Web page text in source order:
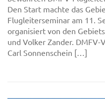
Den Start machte das
Flugleiterseminar am 11.
organisiert von den
und Volker Zander.
Carl Sonnenschein […]